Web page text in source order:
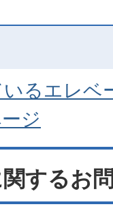
るエレベ
ジ
するお